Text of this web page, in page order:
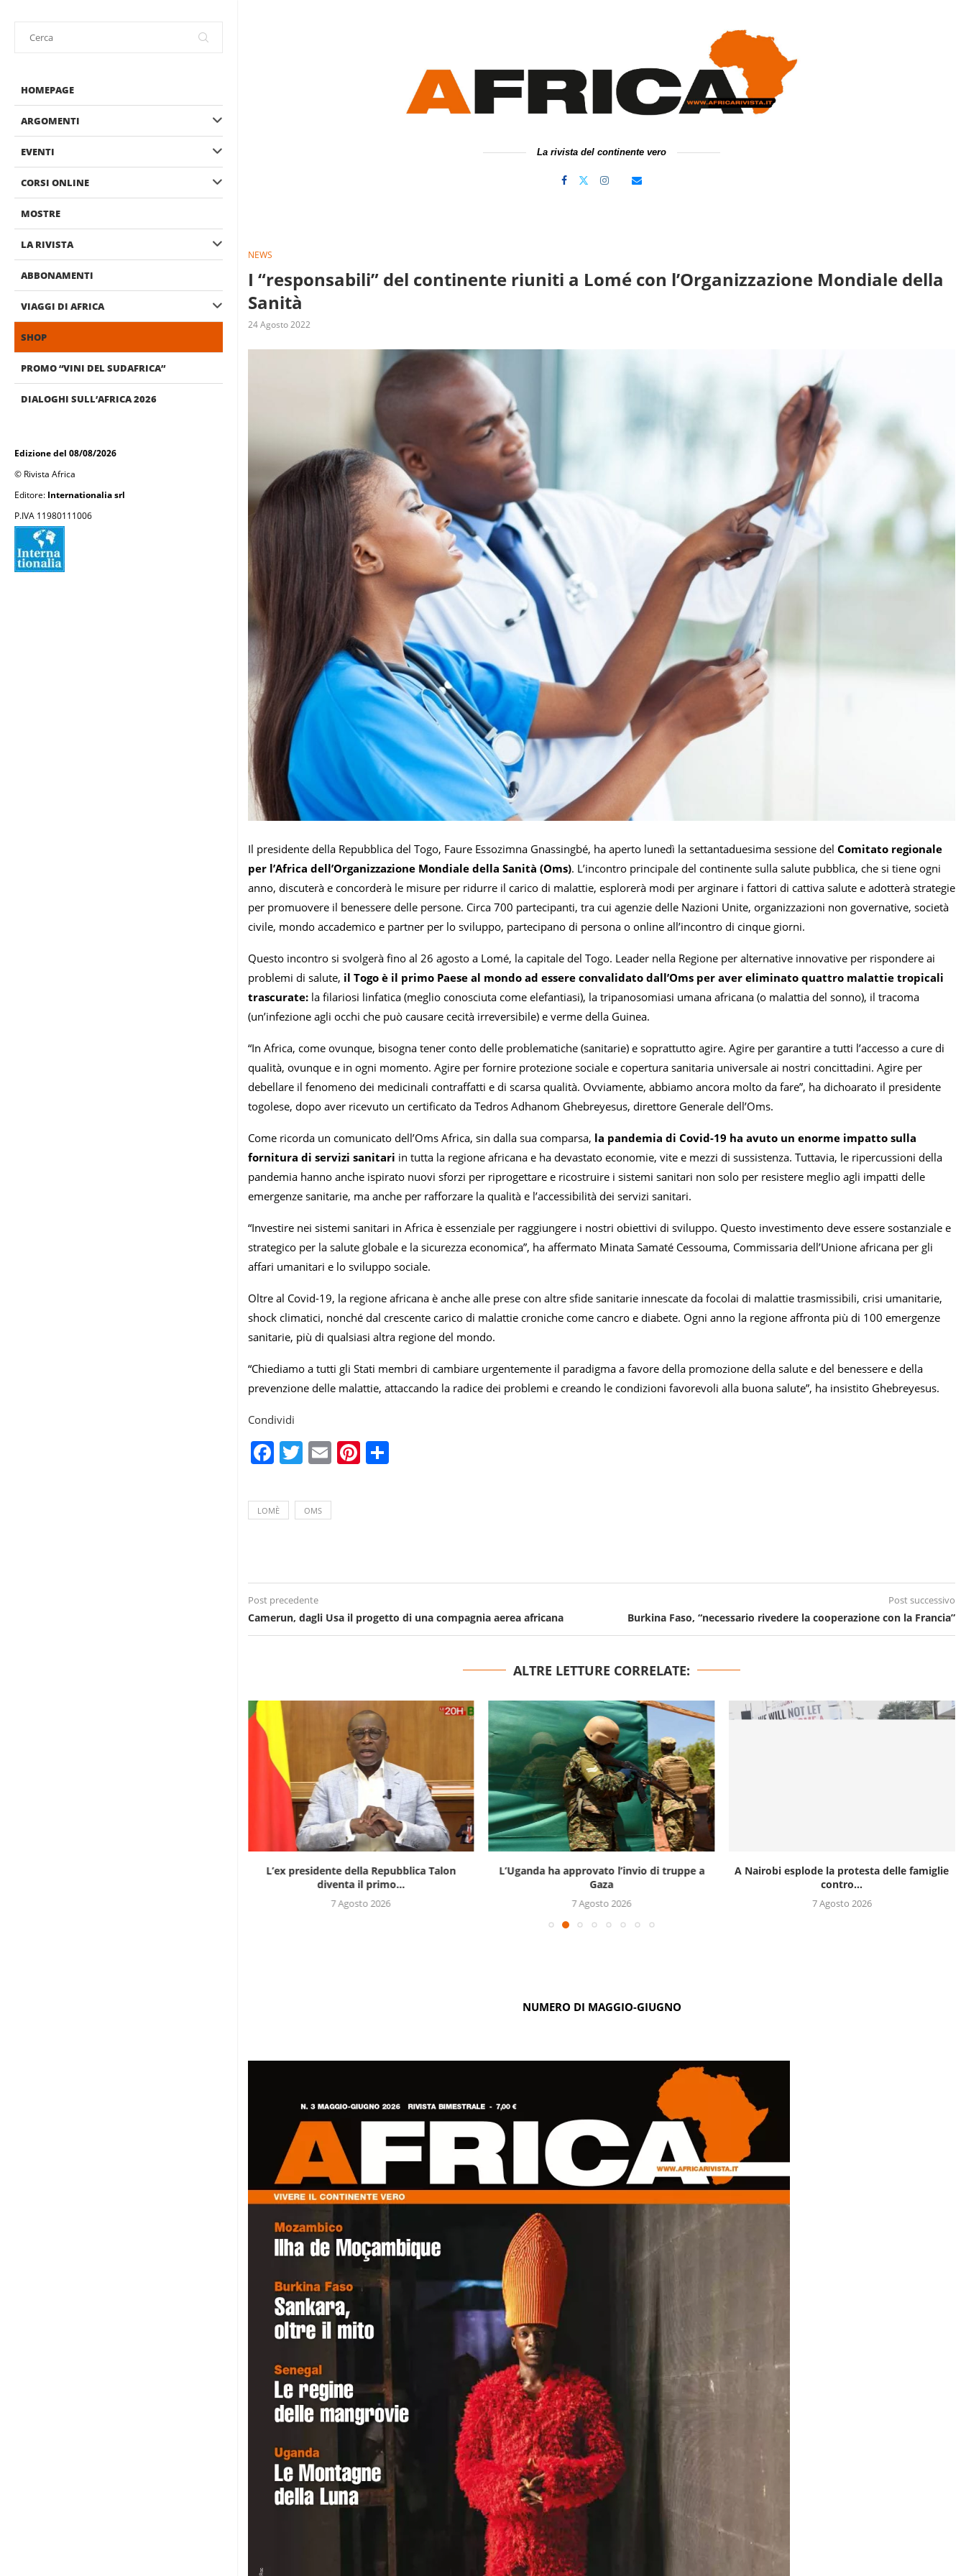
HOMEPAGE
ARGOMENTI
EVENTI
CORSI ONLINE
MOSTRE
LA RIVISTA
ABBONAMENTI
VIAGGI DI AFRICA
SHOP
PROMO “VINI DEL SUDAFRICA”
DIALOGHI SULL’AFRICA 2026
Edizione del 08/08/2026
© Rivista Africa
Editore: Internationalia srl
P.IVA 11980111006
La rivista del continente vero
NEWS
I “responsabili” del continente riuniti a Lomé con l’Organizzazione Mondiale della
Sanità
24 Agosto 2022
Il presidente della Repubblica del Togo, Faure Essozimna Gnassingbé, ha aperto lunedì la settantaduesima sessione del Comitato regionale
per l’Africa dell’Organizzazione Mondiale della Sanità (Oms). L’incontro principale del continente sulla salute pubblica, che si tiene ogni
anno, discuterà e concorderà le misure per ridurre il carico di malattie, esplorerà modi per arginare i fattori di cattiva salute e adotterà strategie
per promuovere il benessere delle persone. Circa 700 partecipanti, tra cui agenzie delle Nazioni Unite, organizzazioni non governative, società
civile, mondo accademico e partner per lo sviluppo, partecipano di persona o online all’incontro di cinque giorni.
Questo incontro si svolgerà fino al 26 agosto a Lomé, la capitale del Togo. Leader nella Regione per alternative innovative per rispondere ai
problemi di salute, il Togo è il primo Paese al mondo ad essere convalidato dall’Oms per aver eliminato quattro malattie tropicali
trascurate: la filariosi linfatica (meglio conosciuta come elefantiasi), la tripanosomiasi umana africana (o malattia del sonno), il tracoma
(un’infezione agli occhi che può causare cecità irreversibile) e verme della Guinea.
“In Africa, come ovunque, bisogna tener conto delle problematiche (sanitarie) e soprattutto agire. Agire per garantire a tutti l’accesso a cure di
qualità, ovunque e in ogni momento. Agire per fornire protezione sociale e copertura sanitaria universale ai nostri concittadini. Agire per
debellare il fenomeno dei medicinali contraffatti e di scarsa qualità. Ovviamente, abbiamo ancora molto da fare”, ha dichoarato il presidente
togolese, dopo aver ricevuto un certificato da Tedros Adhanom Ghebreyesus, direttore Generale dell’Oms.
Come ricorda un comunicato dell’Oms Africa, sin dalla sua comparsa, la pandemia di Covid-19 ha avuto un enorme impatto sulla
fornitura di servizi sanitari in tutta la regione africana e ha devastato economie, vite e mezzi di sussistenza. Tuttavia, le ripercussioni della
pandemia hanno anche ispirato nuovi sforzi per riprogettare e ricostruire i sistemi sanitari non solo per resistere meglio agli impatti delle
emergenze sanitarie, ma anche per rafforzare la qualità e l’accessibilità dei servizi sanitari.
“Investire nei sistemi sanitari in Africa è essenziale per raggiungere i nostri obiettivi di sviluppo. Questo investimento deve essere sostanziale e
strategico per la salute globale e la sicurezza economica”, ha affermato Minata Samaté Cessouma, Commissaria dell’Unione africana per gli
affari umanitari e lo sviluppo sociale.
Oltre al Covid-19, la regione africana è anche alle prese con altre sfide sanitarie innescate da focolai di malattie trasmissibili, crisi umanitarie,
shock climatici, nonché dal crescente carico di malattie croniche come cancro e diabete. Ogni anno la regione affronta più di 100 emergenze
sanitarie, più di qualsiasi altra regione del mondo.
“Chiediamo a tutti gli Stati membri di cambiare urgentemente il paradigma a favore della promozione della salute e del benessere e della
prevenzione delle malattie, attaccando la radice dei problemi e creando le condizioni favorevoli alla buona salute”, ha insistito Ghebreyesus.
Condividi
Facebook
Twitter
EmailPinterest
LOMÈ OMS
Post precedente
Camerun, dagli Usa il progetto di una compagnia aerea africana
Post successivo
Burkina Faso, “necessario rivedere la cooperazione con la Francia”
ALTRE LETTURE CORRELATE:
L’ex presidente della Repubblica Talon
diventa il primo...
7 Agosto 2026
L’Uganda ha approvato l’invio di truppe a
Gaza
7 Agosto 2026
A Nairobi esplode la protesta delle famiglie
contro...
7 Agosto 2026
NUMERO DI MAGGIO-GIUGNO